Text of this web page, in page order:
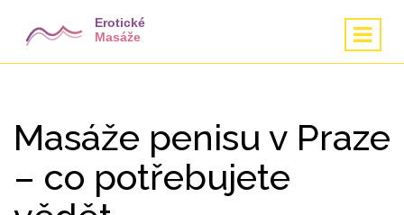
Masáže penisu v Praze
– co potřebujete